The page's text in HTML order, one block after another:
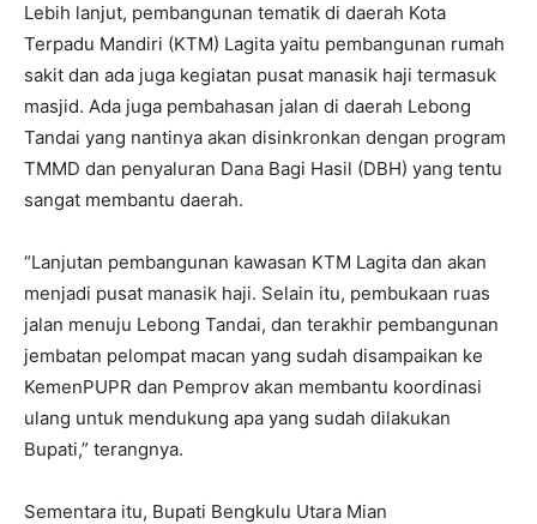
Lebih lanjut, pembangunan tematik di daerah Kota
Terpadu Mandiri (KTM) Lagita yaitu pembangunan rumah
sakit dan ada juga kegiatan pusat manasik haji termasuk
masjid. Ada juga pembahasan jalan di daerah Lebong
Tandai yang nantinya akan disinkronkan dengan program
TMMD dan penyaluran Dana Bagi Hasil (DBH) yang tentu
sangat membantu daerah.
“Lanjutan pembangunan kawasan KTM Lagita dan akan
menjadi pusat manasik haji. Selain itu, pembukaan ruas
jalan menuju Lebong Tandai, dan terakhir pembangunan
jembatan pelompat macan yang sudah disampaikan ke
KemenPUPR dan Pemprov akan membantu koordinasi
ulang untuk mendukung apa yang sudah dilakukan
Bupati,” terangnya.
Sementara itu, Bupati Bengkulu Utara Mian